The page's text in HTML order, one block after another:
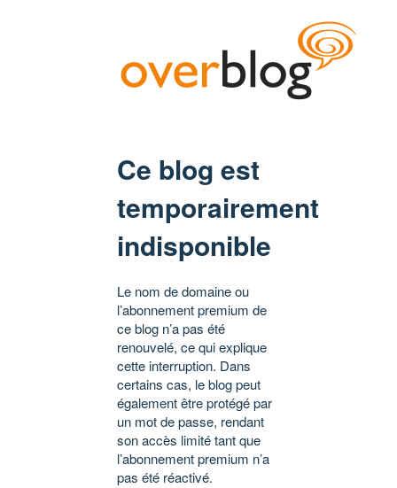
Ce blog est
temporairement
indisponible
Le nom de domaine ou
l’abonnement premium de
ce blog n’a pas été
renouvelé, ce qui explique
cette interruption. Dans
certains cas, le blog peut
également être protégé par
un mot de passe, rendant
son accès limité tant que
l’abonnement premium n’a
pas été réactivé.